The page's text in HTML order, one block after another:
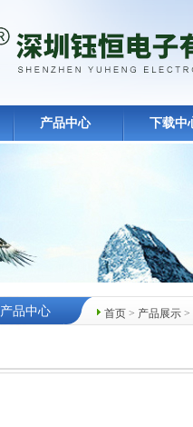
产品中心 下载中
首页 > 产品展示 >
产品中心